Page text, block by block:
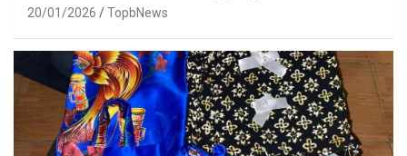
20/01/2026 TopbNews